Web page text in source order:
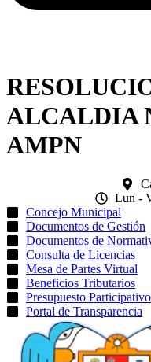
ALCALDIA
AMPN
Lun -
Concejo Municipal
Documentos de Gestión
Documentos de
Consulta de Licencias
Mesa de Partes Virtual
Beneficios Tributarios
Presupuesto Participativo
Portal de Transparencia